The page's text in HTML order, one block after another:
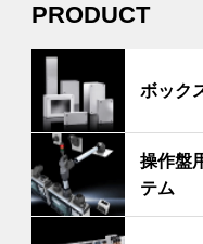
PRODUCT
ボック
操作盤
テム